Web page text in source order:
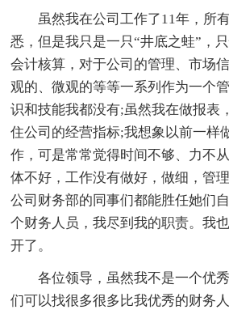
虽然我在公司工作了11年，所
悉，但是我只是一只“井底之蛙”，
会计核算，对于公司的管理、市场
观的、微观的等等一系列作为一个
识和技能我都没有;虽然我在做报表
住公司的经营指标;我想象以前一样
作，可是常常觉得时间不够、力不
体不好，工作没有做好，做细，管
公司财务部的同事们都能胜任她们
个财务人员，我尽到我的职责。我
开了。
各位领导，虽然我不是一个优
们可以找很多很多比我优秀的财务